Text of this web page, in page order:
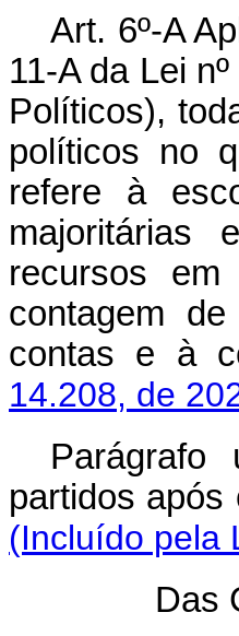
Art. 6º-A
11-A da Lei
Políticos),
políticos no
refere à
majoritárias
recursos em
contagem
contas e à
14.208, de
partidos
(Incluído pela
Das